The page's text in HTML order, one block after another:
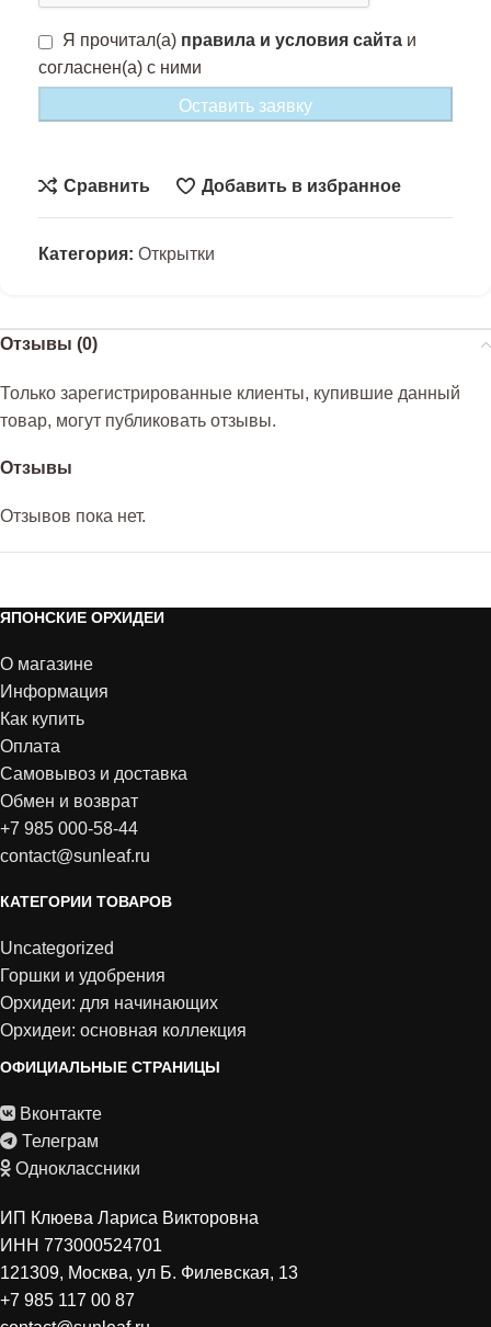
Я прочитал(а) правила и условия сайта и
согласнен(а) с ними
Оставить заявку
Сравнить Добавить в избранное
Категория: Открытки
Отзывы (0)
Отзывы
Отзывов пока нет.
Только зарегистрированные клиенты, купившие данный
товар, могут публиковать отзывы.
ЯПОНСКИЕ ОРХИДЕИ
О магазине
Информация
Как купить
Оплата
Самовывоз и доставка
Обмен и возврат
+7 985 000-58-44
contact@sunleaf.ru
КАТЕГОРИИ ТОВАРОВ
Uncategorized
Горшки и удобрения
Орхидеи: для начинающих
Орхидеи: основная коллекция
ОФИЦИАЛЬНЫЕ СТРАНИЦЫ
Вконтакте
Телеграм
Одноклассники
ИП Клюева Лариса Викторовна
ИНН 773000524701
121309, Москва, ул Б. Филевская, 13
+7 985 117 00 87